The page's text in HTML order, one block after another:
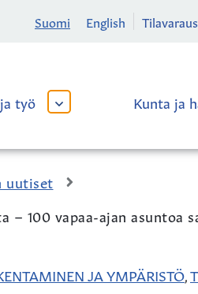
Suomi English
työ
AVAA
ALAVALIKKO
Kunta ja
uutiset
100 vapaa-ajan
JA YMPÄRISTÖ